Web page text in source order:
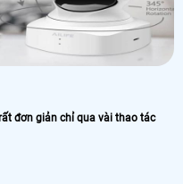
đơn giản chỉ qua vài thao tác